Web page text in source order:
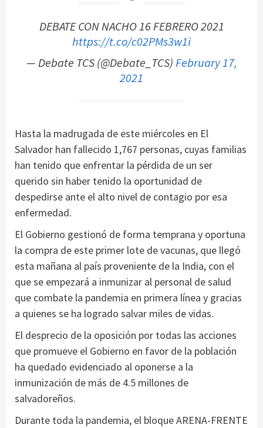
DEBATE CON NACHO 16 FEBRERO 2021
https://t.co/c02PMs3w1i
— Debate TCS (@Debate_TCS)February 17,
2021
Hasta la madrugada de este miércoles en El
Salvador han fallecido 1,767 personas, cuyas familias
han tenido que enfrentar la pérdida de un ser
querido sin haber tenido la oportunidad de
despedirse ante el alto nivel de contagio por esa
enfermedad.
El Gobierno gestionó de forma temprana y oportuna
la compra de este primer lote de vacunas, que llegó
esta mañana al país proveniente de la India, con el
que se empezará a inmunizar al personal de salud
que combate la pandemia en primera línea y gracias
a quienes se ha logrado salvar miles de vidas.
El desprecio de la oposición por todas las acciones
que promueve el Gobierno en favor de la población
ha quedado evidenciado al oponerse a la
inmunización de más de 4.5 millones de
salvadoreños.
Durante toda la pandemia, el bloque ARENA-FRENTE